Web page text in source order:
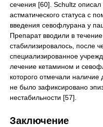
сечения [60]. Schultz
астматического статуса с
введения севофлурана у
Препарат вводили в
стабилизировалось, после
специализированное
лечение кетамином и
которого отмечали наличие
не было зафиксировано
нестабильности [57].
Заключение